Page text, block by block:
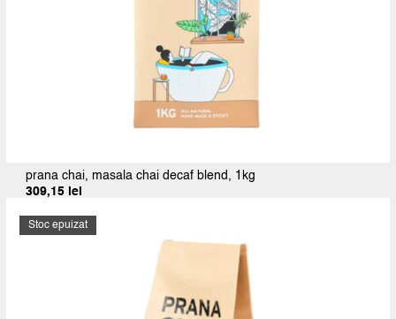
prana chai, masala chai decaf blend, 1kg
Prețul
a
fost:
309,15 leiPrețul
este:
309,15 lei.
Stoc epuizat